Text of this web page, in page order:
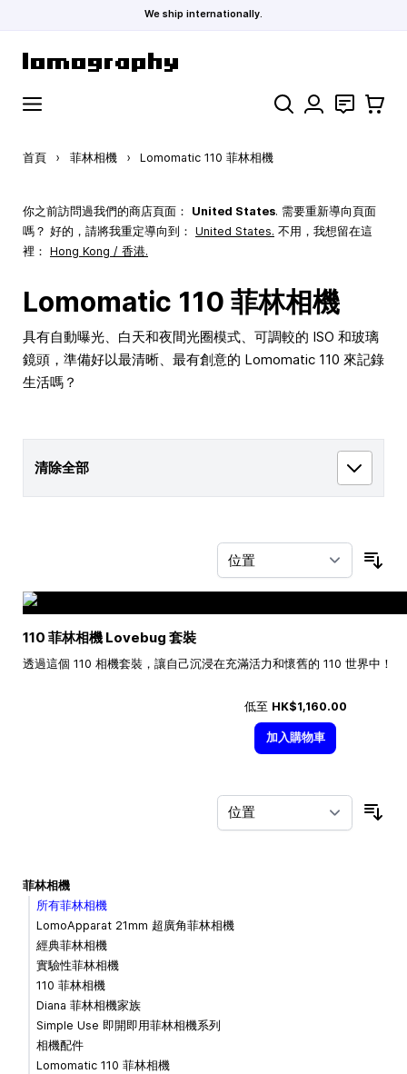
We ship internationally.
搜索 聯絡 購物車
首頁 › 菲林相機 › Lomomatic 110 菲林相機
你之前訪問過我們的商店頁面： United States. 需要重新導向頁面
嗎？ 好的，請將我重定導向到： United States. 不用，我想留在這
裡： Hong Kong / 香港.
Lomomatic 110 菲林相機
具有自動曝光、白天和夜間光圈模式、可調較的 ISO 和玻璃
鏡頭，準備好以最清晰、最有創意的 Lomomatic 110 來記錄
生活嗎？
清除全部
110 菲林相機 Lovebug 套裝
透過這個 110 相機套裝，讓自己沉浸在充滿活力和懷舊的 110 世界中！
低至 HK$1,160.00
加入購物車
菲林相機
所有菲林相機
LomoApparat 21mm 超廣角菲林相機
經典菲林相機
實驗性菲林相機
110 菲林相機
Diana 菲林相機家族
Simple Use 即開即用菲林相機系列
相機配件
Lomomatic 110 菲林相機